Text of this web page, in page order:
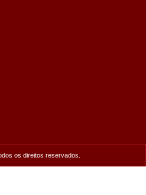
os direitos reservados.